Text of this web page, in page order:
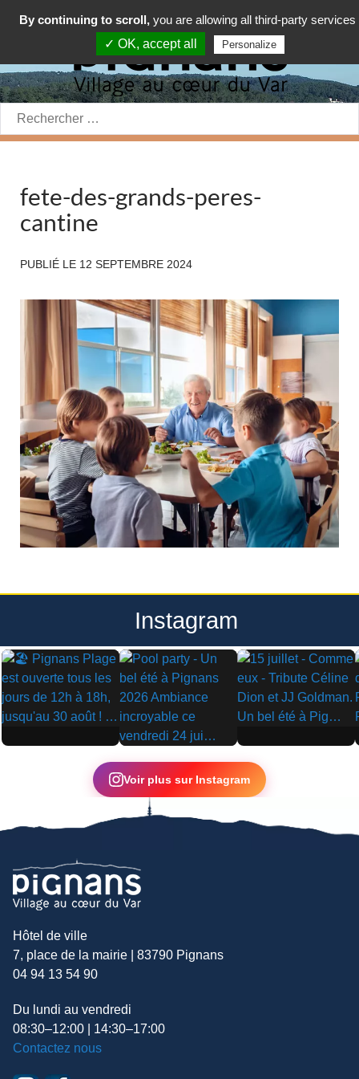
Rechercher:
fete-des-grands-peres-
cantine
PUBLIÉ LE 12 SEPTEMBRE 2024
Instagram
▶
▶
▶
Voir plus sur Instagram
Hôtel de ville
7, place de la mairie | 83790 Pignans
04 94 13 54 90
Du lundi au vendredi
08:30–12:00 | 14:30–17:00
Contactez nous
By continuing to scroll, you are allowing all third-party services
✓ OK, accept all
Personalize